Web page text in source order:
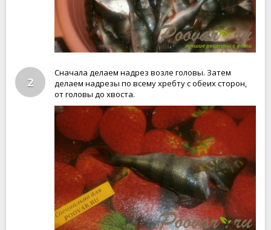
2
Сначала делаем надрез возле головы. Затем
делаем надрезы по всему хребту с обеих сторон,
от головы до хвоста.